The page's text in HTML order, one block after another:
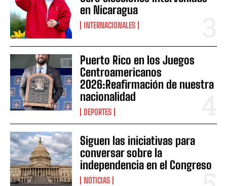
en Nicaragua
INTERNACIONALES
Puerto Rico en los Juegos
Centroamericanos
2026:Reafirmación de nuestra
nacionalidad
DEPORTES
Siguen las iniciativas para
conversar sobre la
independencia en el Congreso
NOTICIAS